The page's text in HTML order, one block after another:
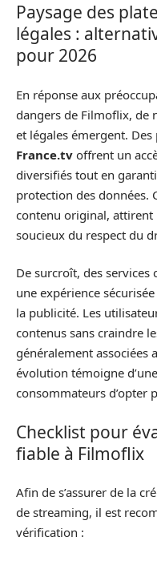
Paysage des
légales :
pour 2026
En réponse aux
dangers de Filmoflix, de
et légales émergent.
France.tv offrent un
diversifiés tout en
protection des données.
contenu original, attirent
soucieux du respect du
De surcroît, des services
une expérience
la publicité. Les
contenus sans craindre
généralement associées
évolution témoigne
consommateurs d’opter
Checklist pour
fiable à Filmoflix
Afin de s’assurer de la
de streaming, il est
vérification :